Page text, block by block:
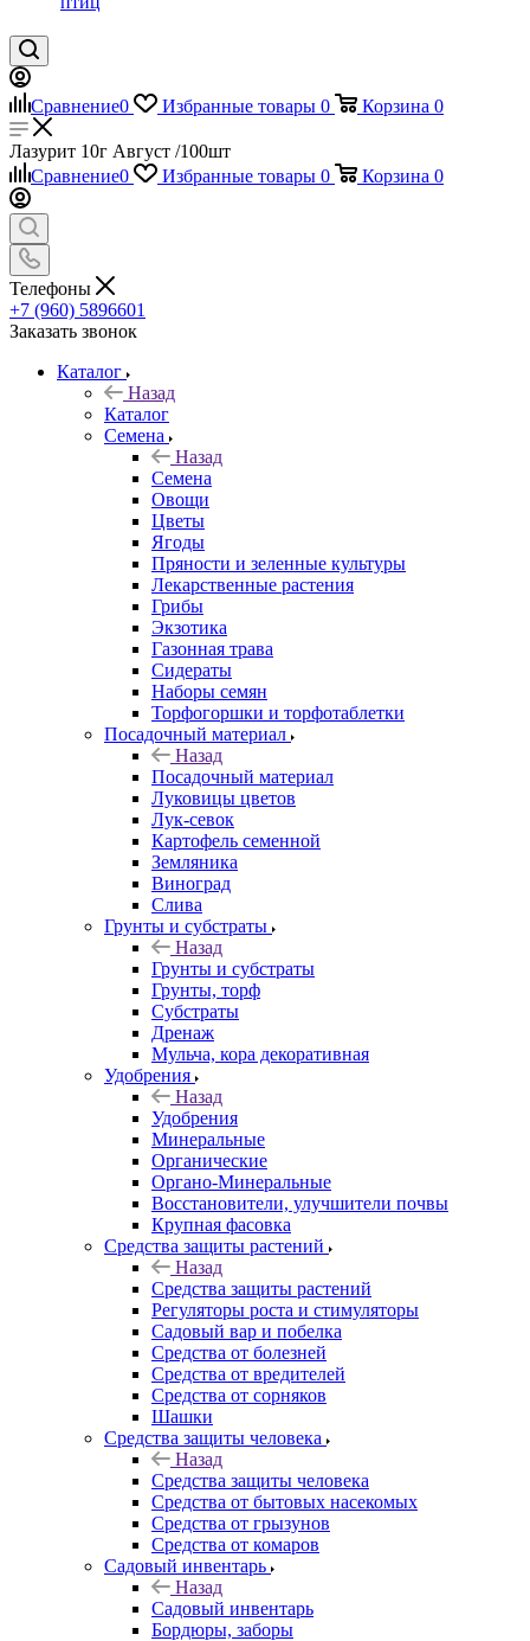
Сравнение0 Избранные товары 0 Корзина 0
Лазурит 10г Август /100шт
Сравнение0 Избранные товары 0 Корзина 0
Телефоны
+7 (960) 5896601
Заказать звонок
Каталог
Назад
Каталог
Семена
Назад
Семена
Овощи
Цветы
Ягоды
Пряности и зеленные культуры
Лекарственные растения
Грибы
Экзотика
Газонная трава
Сидераты
Наборы семян
Торфогоршки и торфотаблетки
Посадочный материал
Назад
Посадочный материал
Луковицы цветов
Лук-севок
Картофель семенной
Земляника
Виноград
Слива
Грунты и субстраты
Назад
Грунты и субстраты
Грунты, торф
Субстраты
Дренаж
Мульча, кора декоративная
Удобрения
Назад
Удобрения
Минеральные
Органические
Органо-Минеральные
Восстановители, улучшители почвы
Крупная фасовка
Средства защиты растений
Назад
Средства защиты растений
Регуляторы роста и стимуляторы
Садовый вар и побелка
Средства от болезней
Средства от вредителей
Средства от сорняков
Шашки
Средства защиты человека
Назад
Средства защиты человека
Средства от бытовых насекомых
Средства от грызунов
Средства от комаров
Садовый инвентарь
Назад
Садовый инвентарь
Бордюры, заборы